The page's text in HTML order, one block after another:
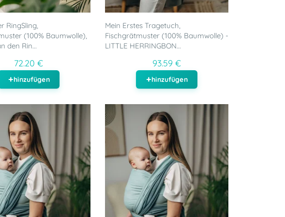
RingSling,
(100% Baumwolle),
den Rin...
72.20 €
hinzufügen
Mein Erstes Tragetuch,
Fischgrätmuster (100% Baumwolle) -
LITTLE HERRINGBON...
93.59 €
hinzufügen